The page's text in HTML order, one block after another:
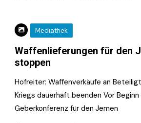
Mediathek
Waffenlieferungen für den
stoppen
Hofreiter: Waffenverkäufe an
Kriegs dauerhaft beenden Vor
Geberkonferenz für den Jemen